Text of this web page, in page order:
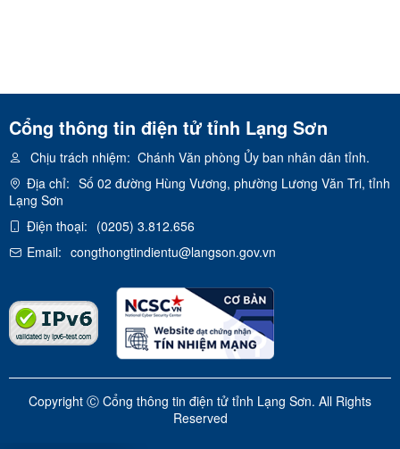
Cổng thông tin điện tử tỉnh Lạng Sơn
Chịu trách nhiệm: Chánh Văn phòng Ủy ban nhân dân tỉnh.
Địa chỉ: Số 02 đường Hùng Vương, phường Lương Văn Tri, tỉnh
Lạng Sơn
Điện thoại: (0205) 3.812.656
Email: congthongtindientu@langson.gov.vn
Copyright Ⓒ Cổng thông tin điện tử tỉnh Lạng Sơn. All Rights
Reserved